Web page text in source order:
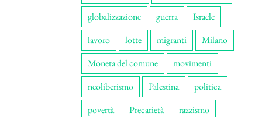
globalizzazione
guerra
Israele
lavoro
lotte migranti
Milano
Moneta del comune
movimenti
neoliberismo
Palestina
politica
povertà
Precarietà
razzismo